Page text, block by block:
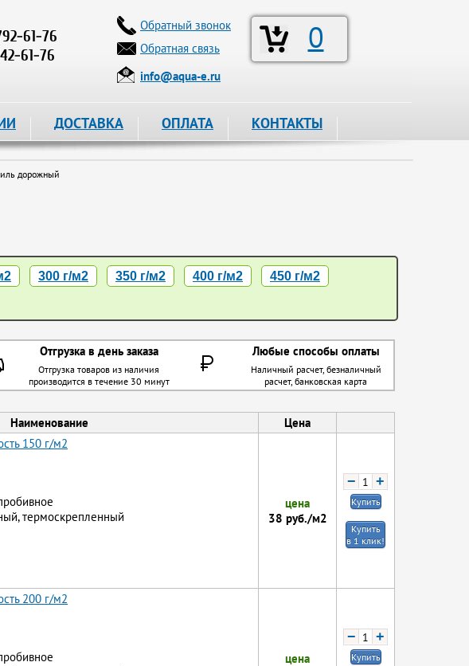
61-76
61-76
0
Обратный звонок
Обратная связь
info@aqua-e.ru
ДОСТАВКА ОПЛАТА КОНТАКТЫ
дорожный
300 г/м2 350 г/м2 400 г/м2 450 г/м2
Отгрузка в день заказа Любые способы оплаты
Отгрузка товаров из наличия
производится в течение 30 минут
Наличный расчет, безналичный
расчет, банковская карта
Наименование
Цена
150 г/м2
термоскрепленный
цена
38 руб./м2
− +
Купить
Купить
в 1 клик!
200 г/м2
цена
− +
Купить